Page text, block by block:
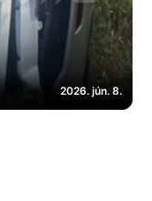
2026. jún. 8.